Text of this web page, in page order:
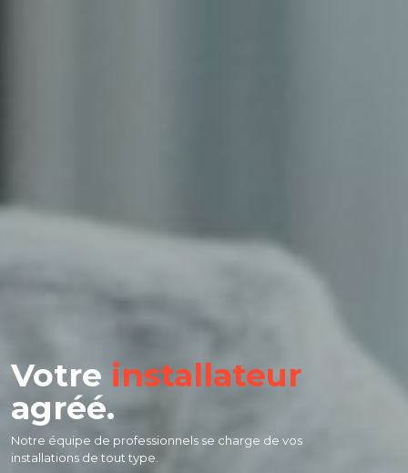
Votre installateur
agréé.
Notre équipe de professionnels se charge de vos
installations de tout type.